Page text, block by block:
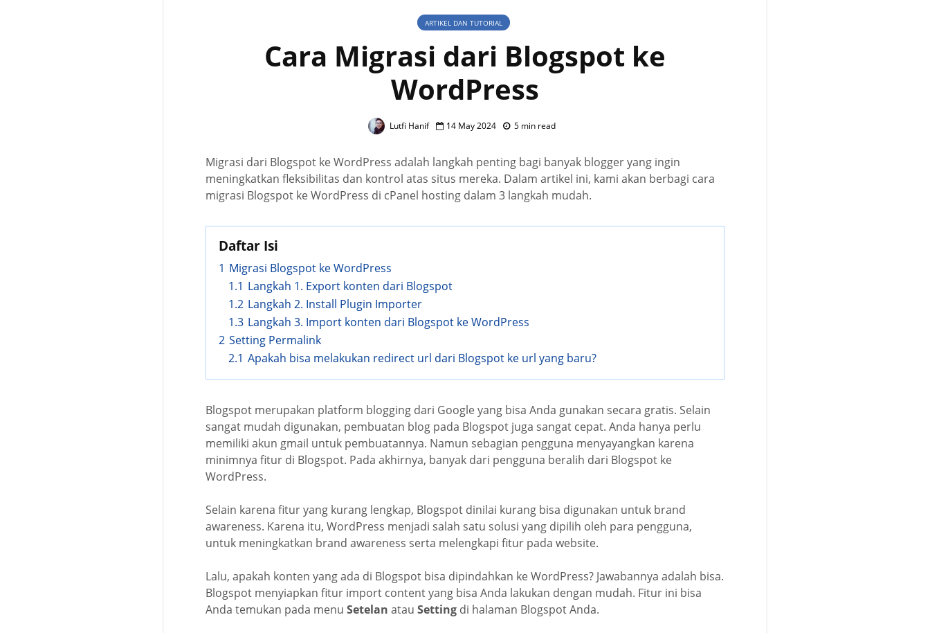
ARTIKEL DAN TUTORIAL
Cara Migrasi dari Blogspot ke
WordPress
Lutfi Hanif 14 May 2024 5 min read
Migrasi dari Blogspot ke WordPress adalah langkah penting bagi banyak blogger yang ingin
meningkatkan fleksibilitas dan kontrol atas situs mereka. Dalam artikel ini, kami akan berbagi cara
migrasi Blogspot ke WordPress di cPanel hosting dalam 3 langkah mudah.
Daftar Isi
1 Migrasi Blogspot ke WordPress
1.1 Langkah 1. Export konten dari Blogspot
1.2 Langkah 2. Install Plugin Importer
1.3 Langkah 3. Import konten dari Blogspot ke WordPress
2 Setting Permalink
2.1 Apakah bisa melakukan redirect url dari Blogspot ke url yang baru?
Blogspot merupakan platform blogging dari Google yang bisa Anda gunakan secara gratis. Selain
sangat mudah digunakan, pembuatan blog pada Blogspot juga sangat cepat. Anda hanya perlu
memiliki akun gmail untuk pembuatannya. Namun sebagian pengguna menyayangkan karena
minimnya fitur di Blogspot. Pada akhirnya, banyak dari pengguna beralih dari Blogspot ke
WordPress.
Selain karena fitur yang kurang lengkap, Blogspot dinilai kurang bisa digunakan untuk brand
awareness. Karena itu, WordPress menjadi salah satu solusi yang dipilih oleh para pengguna,
untuk meningkatkan brand awareness serta melengkapi fitur pada website.
Lalu, apakah konten yang ada di Blogspot bisa dipindahkan ke WordPress? Jawabannya adalah bisa.
Blogspot menyiapkan fitur import content yang bisa Anda lakukan dengan mudah. Fitur ini bisa
Anda temukan pada menu Setelan atau Setting di halaman Blogspot Anda.